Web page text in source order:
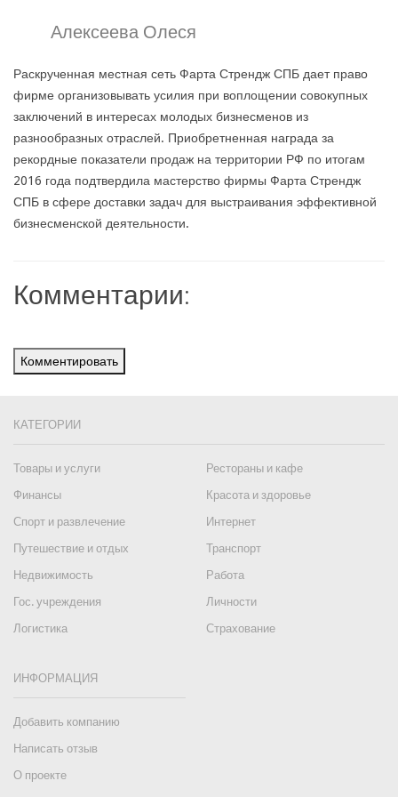
Алексеева Олеся
Раскрученная местная сеть Фарта Стрендж СПБ дает право
фирме организовывать усилия при воплощении совокупных
заключений в интересах молодых бизнесменов из
разнообразных отраслей. Приобретненная награда за
рекордные показатели продаж на территории РФ по итогам
2016 года подтвердила мастерство фирмы Фарта Стрендж
СПБ в сфере доставки задач для выстраивания эффективной
бизнесменской деятельности.
Комментарии:
Комментировать
КАТЕГОРИИ
Товары и услуги
Рестораны и кафе
Финансы
Красота и здоровье
Спорт и развлечение
Интернет
Путешествие и отдых
Транспорт
Недвижимость
Работа
Гос. учреждения
Личности
Логистика
Страхование
ИНФОРМАЦИЯ
Добавить компанию
Написать отзыв
О проекте